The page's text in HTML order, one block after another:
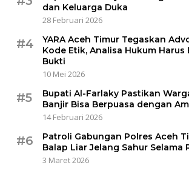
dan Keluarga Duka
28 Februari 2026
#4
YARA Aceh Timur Tegaskan
Kode Etik, Analisa Hukum Harus
Bukti
10 Mei 2026
#5
Bupati Al-Farlaky Pastikan
Banjir Bisa Berpuasa dengan
14 Februari 2026
#6
Patroli Gabungan Polres Aceh
Balap Liar Jelang Sahur Selama
3 Maret 2026